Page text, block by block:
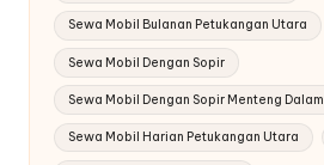
Sewa Mobil Bulanan Petukangan Utara
Sewa Mobil Dengan Sopir
Sewa Mobil Dengan Sopir Menteng Dalam
Sewa Mobil Harian Petukangan Utara